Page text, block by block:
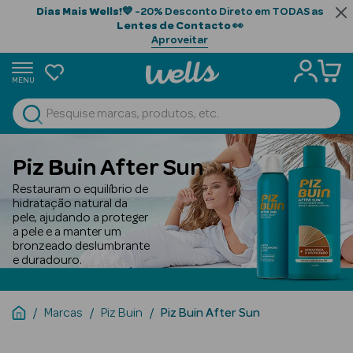
Dias Mais Wells!💙 -20% Desconto Direto em TODAS as
Lentes de Contacto👀
Aproveitar
MENU
Ver Tudo
Beauty Season
Cabelo
Profissional
Beauty Season
Cosmética
Beauty Season
Piz Buin After Sun
Restauram o equilíbrio de
hidratação natural da
pele, ajudando a proteger
a pele e a manter um
bronzeado deslumbrante
e duradouro.
Marcas Piz Buin Piz Buin After Sun